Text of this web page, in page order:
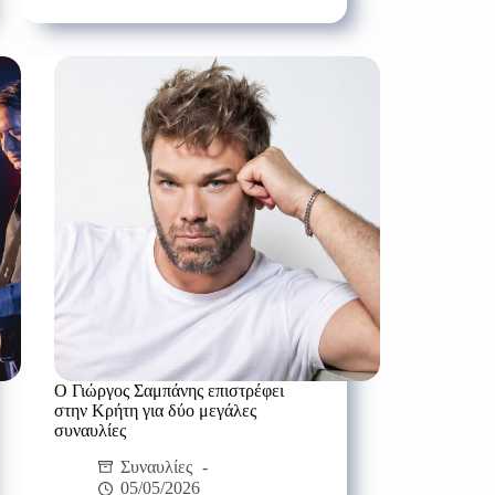
έρχεται
στο
Θέατρο
Τεχνόπολις
στο
Ηράκλειο,
την
Τετάρτη
29
Ιουλίου
Ο Γιώργος Σαμπάνης επιστρέφει
στην Κρήτη για δύο μεγάλες
συναυλίες
Συναυλίες
05/05/2026